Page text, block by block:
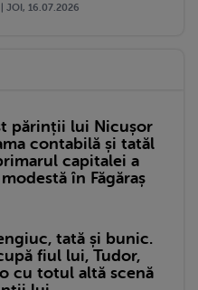
| JOI, 16.07.2026
părinții lui Nicușor
contabilă și tatăl
capitalei a
în Făgăraș
tată și bunic.
fiul lui, Tudor,
cu totul altă scenă